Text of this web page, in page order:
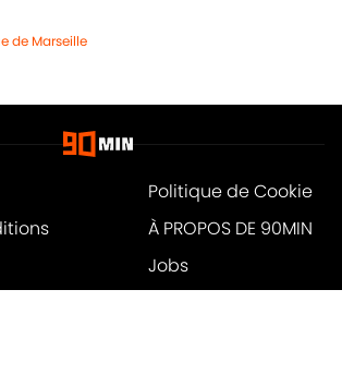
de Marseille
Politique de Cookie
À PROPOS DE 90MIN
Jobs